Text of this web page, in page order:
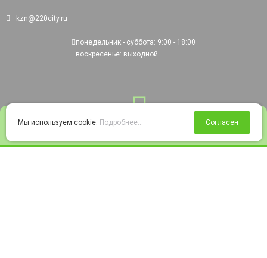
Войти Избранное Корзина
kzn@220city.ru
понедельник - суббота: 9:00 - 18:00
воскресенье: выходной
Мы используем cookie. Подробнее... Согласен